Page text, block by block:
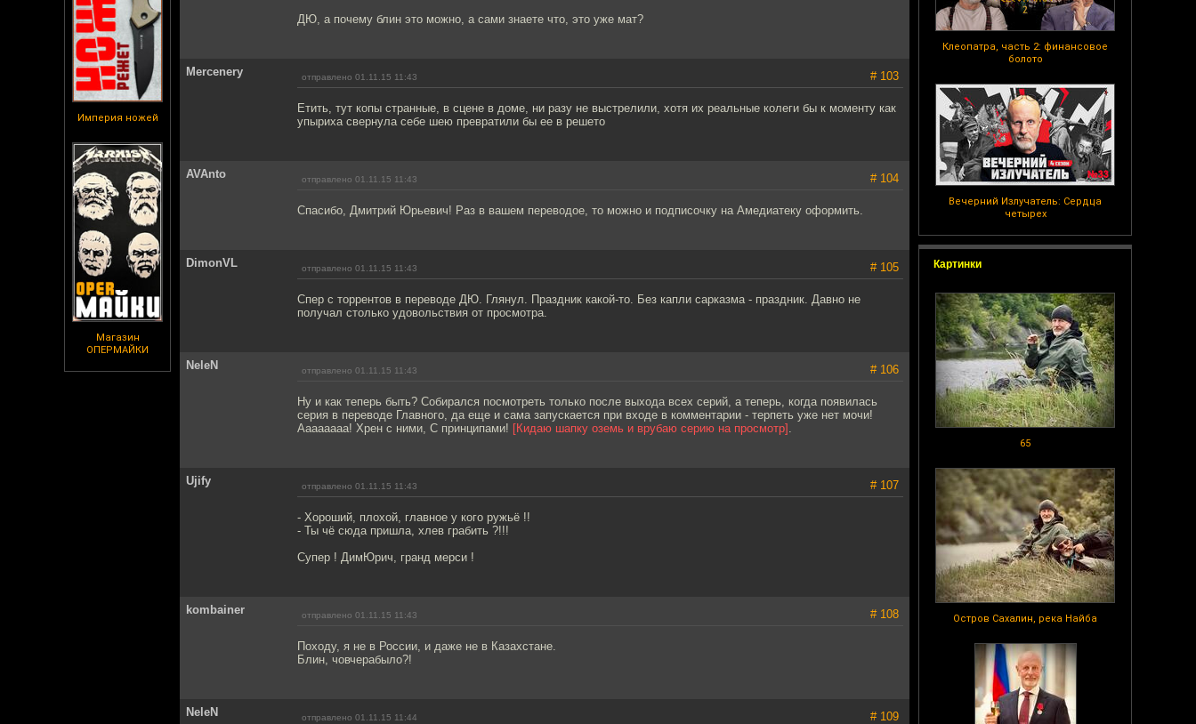
Империя ножей
Магазин
ОПЕРМАЙКИ
Клеопатра, часть 2: финансовое
болото
Вечерний Излучатель: Сердца
четырех
Картинки
65
Остров Сахалин, река Найба
ДЮ, а почему блин это можно, а сами знаете что, это уже мат?
Mercenery отправлено 01.11.15 11:43 # 103
Етить, тут копы странные, в сцене в доме, ни разу не выстрелили, хотя их реальные колеги бы к моменту как
упыриха свернула себе шею превратили бы ее в решето
AVAnto отправлено 01.11.15 11:43 # 104
Спасибо, Дмитрий Юрьевич! Раз в вашем переводое, то можно и подписочку на Амедиатеку оформить.
DimonVL отправлено 01.11.15 11:43 # 105
Спер с торрентов в переводе ДЮ. Глянул. Праздник какой-то. Без капли сарказма - праздник. Давно не
получал столько удовольствия от просмотра.
NeleN отправлено 01.11.15 11:43 # 106
Ну и как теперь быть? Собирался посмотреть только после выхода всех серий, а теперь, когда появилась
серия в переводе Главного, да еще и сама запускается при входе в комментарии - терпеть уже нет мочи!
Аааааааа! Хрен с ними, С принципами! [Кидаю шапку оземь и врубаю серию на просмотр] .
Ujify отправлено 01.11.15 11:43 # 107
- Хороший, плохой, главное у кого ружьё !!
- Ты чё сюда пришла, хлев грабить ?!!!
Супер ! ДимЮрич, гранд мерси !
kombainer отправлено 01.11.15 11:43 # 108
Походу, я не в России, и даже не в Казахстане.
Блин, човчерабыло?!
NeleN отправлено 01.11.15 11:44 # 109